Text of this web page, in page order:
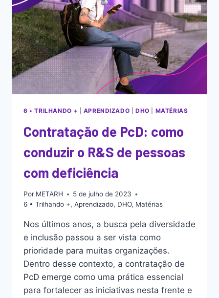
6 • TRILHANDO + APRENDIZADO |DHO MATÉRIAS
Contratação de PcD: como
conduzir o R&S de pessoas
com deficiência
Por METARH
5 de julho de 2023
6 • Trilhando +, Aprendizado, DHO, Matérias
Nos últimos anos, a busca pela diversidade
e inclusão passou a ser vista como
prioridade para muitas organizações.
Dentro desse contexto, a contratação de
PcD emerge como uma prática essencial
para fortalecer as iniciativas nesta frente e